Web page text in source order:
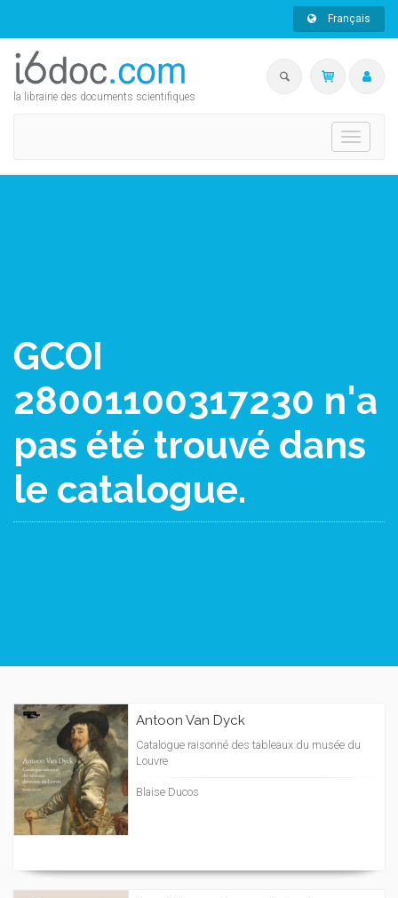
Français
la librairie des documents scientifiques
Toggle
GCOI
28001100317230 n'a
pas été trouvé dans
le catalogue.
Antoon Van Dyck
Catalogue raisonné des tableaux du musée du
Louvre
Blaise Ducos